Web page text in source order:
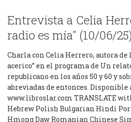
Entrevista a Celia
radio es mía" (10/06/25)
Charla con Celia Herrero, autora de
acerico” en el programa de Un
republicano en los años 50 y 60 y
abreviadas de entonces. Disponible
www.libroslar.com TRANSLATE
Hebrew Polish Bulgarian Hindi
Hmong Daw Romanian Chinese